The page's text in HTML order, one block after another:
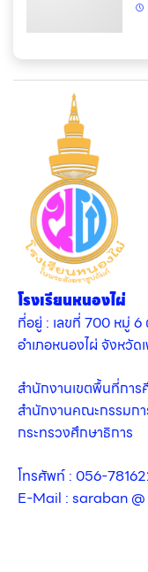
โรงเรียนหนองไผ่
ที่อยู่ : เลขที่ 700 หมู่ 6
อำเภอหนองไผ่ จังหวั
สำนักงานเขตพื้นที่กา
สำนักงานคณะกรรมก
กระทรวงศึกษาธิการ
โทรศัพท์ : 056-
E-Mail : saraban